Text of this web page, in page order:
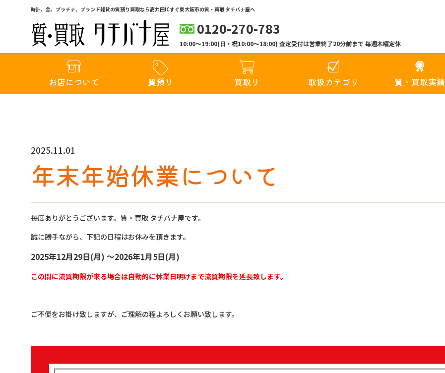
時計、金、プラチナ、ブランド雑貨の質預り買取なら高井田ICすぐ東大阪市の質・買取 タチバナ屋へ
0120-270-783
10:00〜19:00(日・祝10:00〜18:00) 査定受付は営業終了20分前まで 毎週木曜定休
お店について 質預り 買取り 取扱カテゴリ 質・買取実績
2025.11.01
年末年始休業について
毎度ありがとうございます。質・買取 タチバナ屋です。
誠に勝手ながら、下記の日程はお休みを頂きます。
2025年12月29日(月) ～2026年1月5日(月)
この間に流質期限が来る場合は自動的に休業日明けまで流質期限を延長致します。
ご不便をお掛け致しますが、ご理解の程よろしくお願い致します。